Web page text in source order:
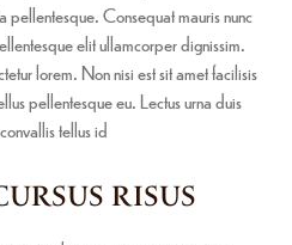
pellentesque. Consequat mauris nunc
elit ullamcorper dignissim.
lorem. Non nisi est sit amet facilisis
pellentesque eu. Lectus urna duis
tellus id
RISUS